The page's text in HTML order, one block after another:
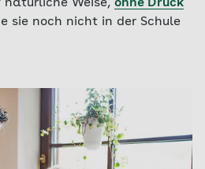
Weise, ohne Druck
sie noch nicht in der Schule